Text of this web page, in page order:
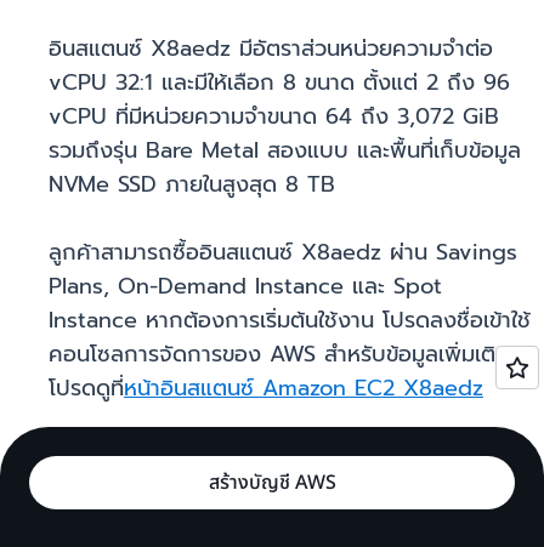
อินสแตนซ์ X8aedz มีอัตราส่วนหน่วยความจำต่อ
vCPU 32:1 และมีให้เลือก 8 ขนาด ตั้งแต่ 2 ถึง 96
vCPU ที่มีหน่วยความจำขนาด 64 ถึง 3,072 GiB
รวมถึงรุ่น Bare Metal สองแบบ และพื้นที่เก็บข้อมูล
NVMe SSD ภายในสูงสุด 8 TB
ลูกค้าสามารถซื้ออินสแตนซ์ X8aedz ผ่าน Savings
Plans, On-Demand Instance และ Spot
Instance หากต้องการเริ่มต้นใช้งาน โปรดลงชื่อเข้าใช้
คอนโซลการจัดการของ AWS สำหรับข้อมูลเพิ่มเติม
โปรดดูที่หน้าอินสแตนซ์ Amazon EC2 X8aedz
สร้างบัญชี AWS